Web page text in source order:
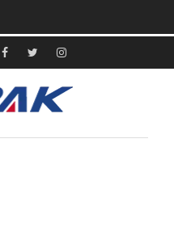
เฟส
บุ๊ค
ทวิ
ต
เตอร์
อิน
ส
ตา
แกรม